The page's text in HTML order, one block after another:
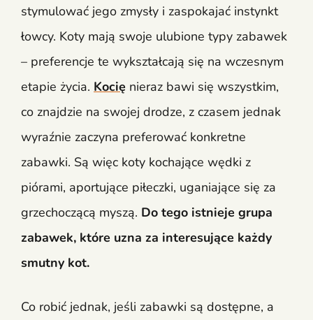
stymulować jego zmysły i zaspokajać instynkt
łowcy. Koty mają swoje ulubione typy zabawek
– preferencje te wykształcają się na wczesnym
etapie życia. Kocię nieraz bawi się wszystkim,
co znajdzie na swojej drodze, z czasem jednak
wyraźnie zaczyna preferować konkretne
zabawki. Są więc koty kochające wędki z
piórami, aportujące piłeczki, uganiające się za
grzechoczącą myszą. Do tego istnieje grupa
zabawek, które uzna za interesujące każdy
smutny kot.
Co robić jednak, jeśli zabawki są dostępne, a